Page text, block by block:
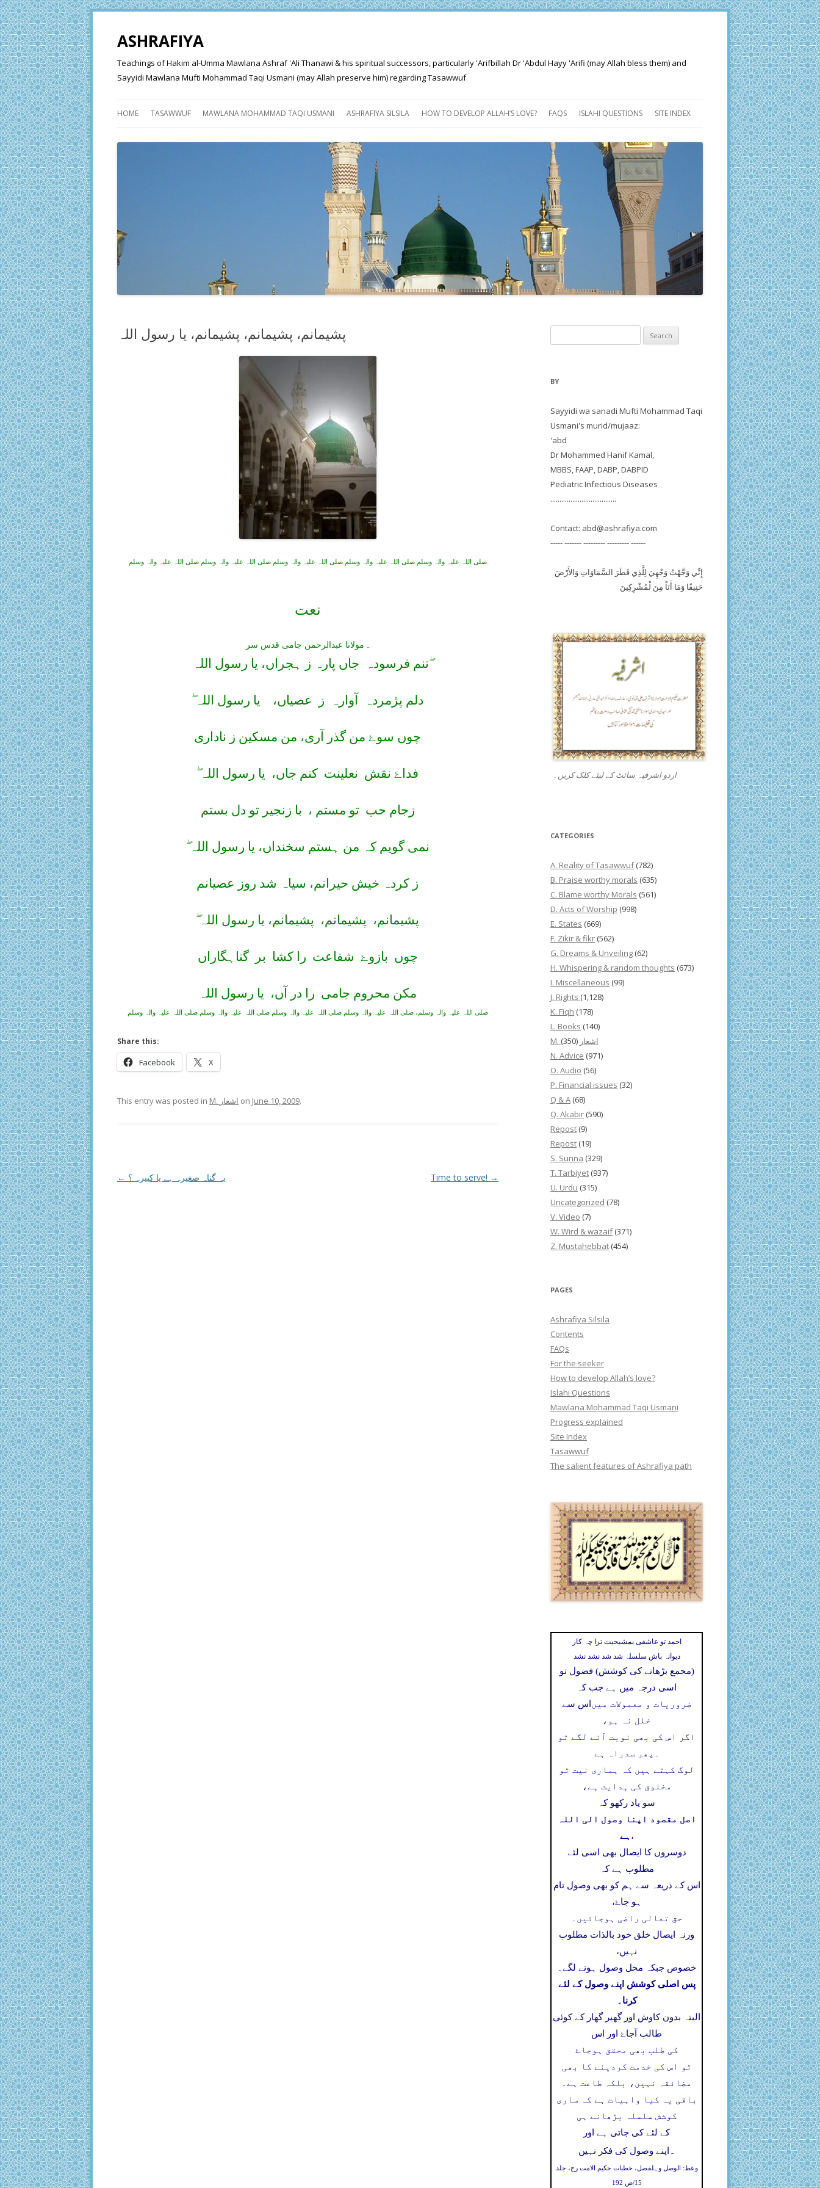
ASHRAFIYA
Teachings of Hakim al-Umma Mawlana Ashraf 'Ali Thanawi & his spiritual successors, particularly 'Arifbillah Dr 'Abdul Hayy 'Arifi (may Allah bless them) and
Sayyidi Mawlana Mufti Mohammad Taqi Usmani (may Allah preserve him) regarding Tasawwuf
HOME TASAWWUF MAWLANA MOHAMMAD TAQI USMANI ASHRAFIYA SILSILA
ASHRAFIYA PATH
FOR THE SEEKER
PROGRESS EXPLAINED
HOW TO DEVELOP ALLAH’S LOVE? FAQS ISLAHI QUESTIONS SITE INDEX
پشیمانم، پشیمانم، پشیمانم، یا رسول اللہ
صلی اللہ علیہ والہ وسلم صلی اللہ علیہ والہ وسلم صلی اللہ علیہ والہ وسلم صلی اللہ علیہ والہ وسلم صلی اللہ علیہ والہ وسلم
نعت
مولانا عبدالرحمن جامی قدس سر ہ
تنم فرسودہ جاں پارہ ز ہجراں، یا رسول اللہ
دلم پژمردہ آوارہ ز عصیاں، یا رسول اللہ ۖ
چوں سوۓ من گذر آری، من مسکین ز ناداری
فداۓ نقش نعلینت کنم جاں، یا رسول اللہ ۖ
زجام حب تو مستم ، با زنجیر تو دل بستم
نمی گویم کہ من ہستم سخنداں، یا رسول اللہ ۖ
ز کردہ خیش حیرانم، سیاہ شد روز عصیانم
پشیمانم، پشیمانم، پشیمانم، یا رسول اللہ ۖ
چوں بازوۓ شفاعت را کشا بر گناہگاراں
مکن محروم جامی را در آں، یا رسول اللہ
صلی اللہ علیہ والہ وسلم، صلی اللہ علیہ والہ وسلم صلی اللہ علیہ والہ وسلم صلی اللہ علیہ والہ وسلم صلی اللہ علیہ والہ وسلم
Share this:
Facebook X
This entry was posted in M. اشعار on June 10, 2009.
Post
← یہ گناہ صغیرہ ہے یا کبیرہ ؟ Time to serve! →
for:
BY
Sayyidi wa sanadi Mufti Mohammad Taqi
Usmani's murid/mujaaz:
'abd
Dr Mohammed Hanif Kamal,
MBBS, FAAP, DABP, DABPID
Pediatric Infectious Diseases
....................................
Contact: abd@ashrafiya.com
----- ------- --------- --------- ------
إِنِّي وَجَّهْتُ وَجْهِيَ لِلَّذِي فَطَرَ السَّمَاوَاتِ وَالأَرْضَ
حَنِيفًا وَمَا أَنَاْ مِنَ لْمُشْرِكِينَ
اردو اشرفیہ سائٹ کے لیئے کلک کریں۔
CATEGORIES
A. Reality of Tasawwuf(782)
B. Praise worthy morals (635)
C. Blame worthy Morals (561)
D. Acts of Worship (998)
E. States (669)
F. Zikir & fikr (562)
G. Dreams & Unveiling (62)
H. Whispering & random thoughts (673)
I. Miscellaneous (99)
J. Rights (1,128)
K. Fiqh (178)
L. Books (140)
M. اشعار (350)
N. Advice (971)
O. Audio (56)
P. Financial issues (32)
Q & A (68)
Q. Akabir (590)
Repost (9)
Repost (19)
S. Sunna (329)
T. Tarbiyet (937)
U. Urdu (315)
Uncategorized (78)
V. Video (7)
W. Wird & wazaif(371)
Z. Mustahebbat (454)
PAGES
Ashrafiya Silsila
Contents
FAQs
For the seeker
How to develop Allah’s love?
Islahi Questions
Mawlana Mohammad Taqi Usmani
Progress explained
Site Index
Tasawwuf
The salient features of Ashrafiya path
احمد تو عاشقی بمشیخیت ترا چہ کار
دیوانہ باش سلسلہ شد شد نشد نشد
(مجمع بڑھانے کی کوشش) فضول تو
اسی درجہ میں ہے جب کہ
اس سے ضروریات و معمولات میں
خلل نہ ہو،
اگر اس کی بھی نوبت آنے لگے تو
پھر سدراہ ہے ۔
لوگ کہتے ہیں کہ ہماری نیت تو
مخلوق کی ہدایت ہے،
سو یاد رکھو کہ
اصل مقصود اپنا وصول الی اللہ
ہے ،
دوسروں کا ایصال بھی اسی لئے
مطلوب ہے کہ
اس کے ذریعہ سے ہم کو بھی وصول تام
ہو جاۓ،
حق تعالی راضی ہوجائیں۔
ورنہ ایصال خلق خود بالذات مطلوب
نہیں،
خصوص جبکہ مخل وصول ہونے لگے۔
پس اصلی کوشش اپنے وصول کے لئے
کرنا۔
البتہ بدون کاوش اور گھیر گھار کے کوئی
طالب آجاۓ اور اس
کی طلب بھی محقق ہوجاۓ
تو اس کی خدمت کردینے کا بھی
مضائقہ نہیں، بلکہ طاعت ہے۔
باقی یہ کیا واہیات ہے کہ ساری
کوشش سلسلہ بڑھانے ہی
کے لئے کی جاتی ہے اور
اپنے وصول کی فکر نہیں ۔
وعظ: الوصل وہلفصل، خطبات حکیم الامت رح، جلد
15/ص 192